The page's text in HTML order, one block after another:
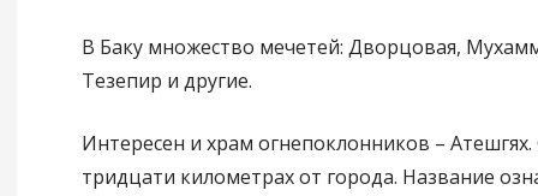
В Баку множество мечетей: Дворцовая,
Тезепир и другие.
Интересен и храм огнепоклонников –
тридцати километрах от города. Название